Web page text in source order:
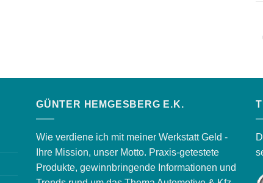
GÜNTER HEMGESBERG E.K.
Wie verdiene ich mit meiner Werkstatt Geld -
Ihre Mission, unser Motto. Praxis-getestete
Produkte, gewinnbringende Informationen und